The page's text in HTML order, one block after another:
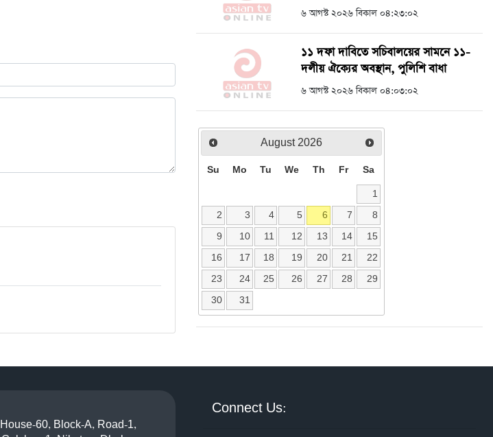
৬ আগস্ট ২০২৬ বিকাল ০৪:২৩:০২
১১ দফা দাবিতে সচিবালয়ের সামনে ১১-
দলীয় ঐক্যের অবস্থান, পুলিশি বাধা
৬ আগস্ট ২০২৬ বিকাল ০৪:০৩:০২
August 2026
Su Mo Tu We Th Fr Sa
1
2
3 4 5 6 7
8
9
10 11 12 13 14
15
16
17 18 19 20 21
22
23
24 25 26 27 28
29
30
31
House-60, Block-A, Road-1,
Connect Us: